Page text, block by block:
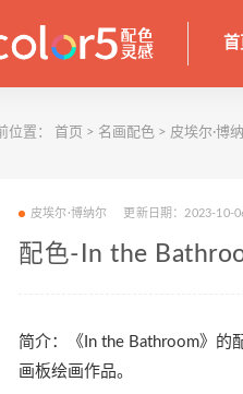
首
位置： 首页 > 名画配色 > 皮埃尔·博
皮埃尔·博纳尔 更新日期：2023-10-
配色-In the
简介：《In the Bathroom》的
画板绘画作品。